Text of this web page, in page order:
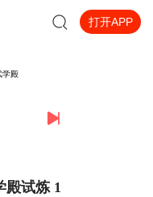
打开APP
殿试炼 1